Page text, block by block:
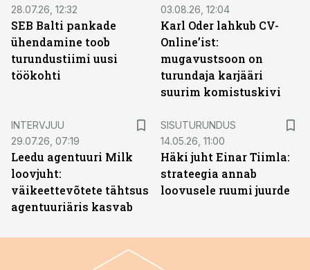
28.07.26, 12:32
SEB Balti pankade
ühendamine toob
turundustiimi uusi
töökohti
03.08.26, 12:04
Karl Oder lahkub CV-
Online’ist:
mugavustsoon on
turundaja karjääri
suurim komistuskivi
INTERVJUU
29.07.26, 07:19
Leedu agentuuri Milk
loovjuht:
väikeettevõtete tähtsus
agentuuriäris kasvab
SISUTURUNDUS
14.05.26, 11:00
Häki juht Einar Tiimla:
strateegia annab
loovusele ruumi juurde